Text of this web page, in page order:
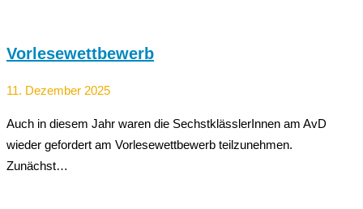
Vorlesewettbewerb
11. Dezember 2025
Auch in diesem Jahr waren die SechstklässlerInnen am AvD
wieder gefordert am Vorlesewettbewerb teilzunehmen.
Zunächst…